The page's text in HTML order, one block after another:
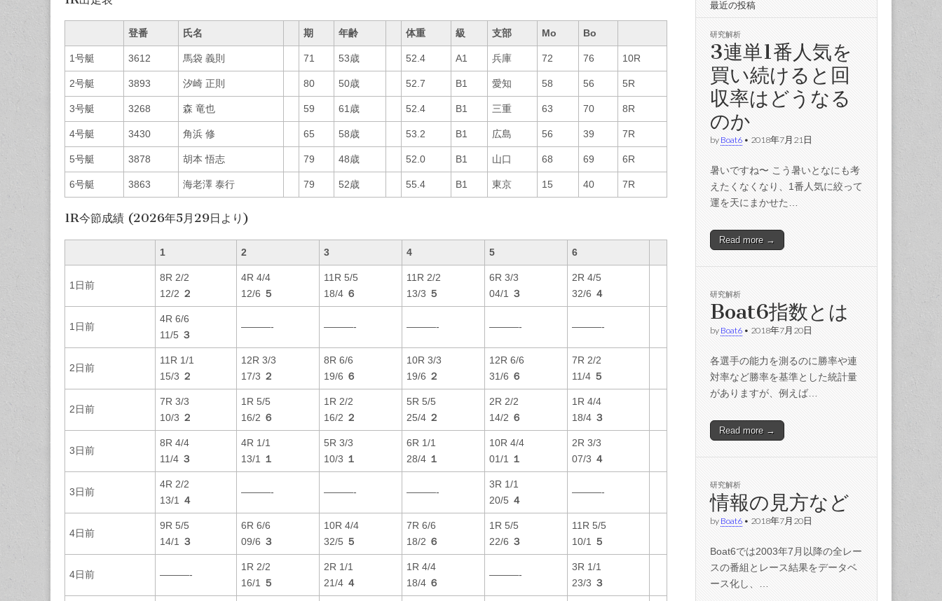
登番 氏名 期 年齢 体重 級 支部 Mo Bo
1号艇 3612 馬袋 義則 71 53歳 52.4 A1 兵庫 72 76 10R
2号艇 3893 汐崎 正則 80 50歳 52.7 B1 愛知 58 56 5R
3号艇 3268 森 竜也 59 61歳 52.4 B1 三重 63 70 8R
4号艇 3430 角浜 修 65 58歳 53.2 B1 広島 56 39 7R
5号艇 3878 胡本 悟志 79 48歳 52.0 B1 山口 68 69 6R
6号艇 3863 海老澤 泰行 79 52歳 55.4 B1 東京 15 40 7R
1R今節成績 (2026年5月29日より)
1 2 3 4 5 6
1日前
8R 2/2
12/2 ２
4R 4/4
12/6 ５
11R 5/5
18/4 ６
11R 2/2
13/3 ５
6R 3/3
04/1
３
2R 4/5
32/6 ４
1日前
4R 6/6
11/5 ３
———- ———- ———- ———- ———-
2日前
11R 1/1
15/3 ２
12R 3/3
17/3 ２
8R 6/6
19/6 ６
10R 3/3
19/6 ２
12R 6/6
31/6 ６
7R 2/2
11/4 ５
2日前
7R 3/3
10/3 ２
1R 5/5
16/2 ６
1R 2/2
16/2 ２
5R 5/5
25/4 ２
2R 2/2
14/2 ６
1R 4/4
18/4 ３
3日前
8R 4/4
11/4 ３
4R 1/1
13/1
１
5R 3/3
10/3 １
6R 1/1
28/4 １
10R 4/4
01/1
１
2R 3/3
07/3 ４
3日前
4R 2/2
13/1
４
———- ———- ———-
3R 1/1
20/5 ４
———-
4日前
9R 5/5
14/1
３
6R 6/6
09/6 ３
10R 4/4
32/5 ５
7R 6/6
18/2 ６
1R 5/5
22/6 ３
11R 5/5
10/1
５
4日前 ———-
1R 2/2
16/1
５
2R 1/1
21/4 ４
1R 4/4
18/4 ６
———-
3R 1/1
23/3 ３
最近の投稿
研究解析
3連単1番人気を
買い続けると回
収率はどうなる
のか
by Boat6 • 2018年7月21日
暑いですね〜 こう暑いとなにも考
えたくなくなり、1番人気に絞って
運を天にまかせた…
Read more →
研究解析
Boat6指数とは
by Boat6 • 2018年7月20日
各選手の能力を測るのに勝率や連
対率など勝率を基準とした統計量
がありますが、例えば…
Read more →
研究解析
情報の見方など
by Boat6 • 2018年7月20日
Boat6では2003年7月以降の全レー
スの番組とレース結果をデータベ
ース化し、…